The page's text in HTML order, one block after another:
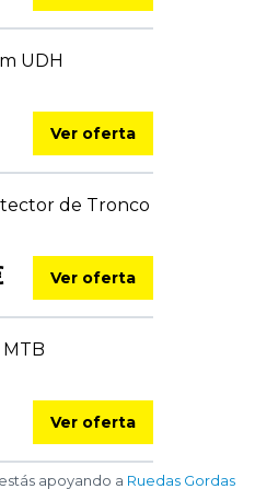
UDH
Ver oferta
de Tronco
Ver oferta
Ver oferta
apoyando a Ruedas Gordas